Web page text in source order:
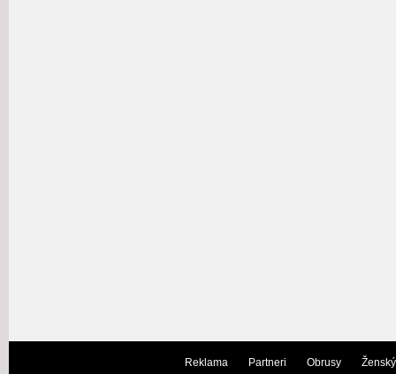
Reklama Partneri Obrusy